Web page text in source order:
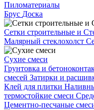
Пиломатериалы
Брус Доска
Сетки строительные и
Малярный стеклохолст
Сухие смеси
Грунтовка и
смесей Затирки и
Клей для плитки
термостойкие смеси
Цементно-песчаные